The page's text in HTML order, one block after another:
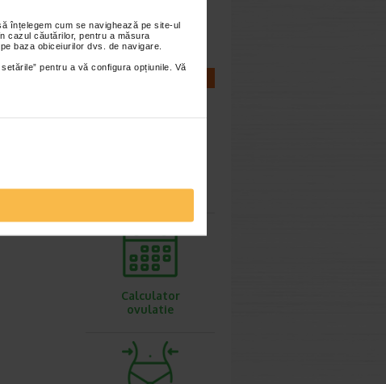
înțelegem cum se navighează pe site-ul
cazul căutărilor, pentru a măsura
baza obiceiurilor dvs. de navigare.
pentru a vă configura opțiunile. Vă
Whatsapp
sarcina
Calculator
ovulatie